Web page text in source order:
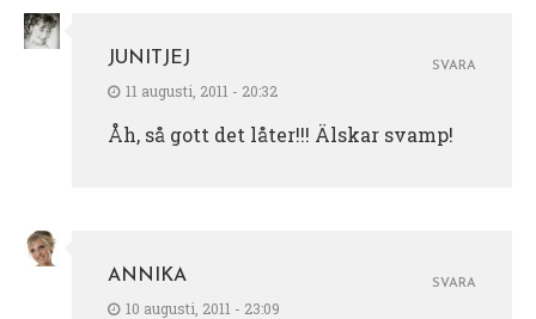
JUNITJEJ
11 augusti, 2011 - 20:32
Åh, så gott det låter!!! Älskar svamp!
SVARA
ANNIKA
10 augusti, 2011 - 23:09
SVARA